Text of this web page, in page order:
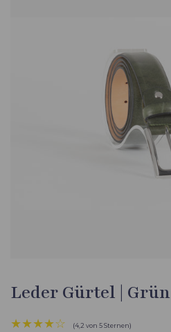
Leder Gürtel | Grün
★★★★☆ (4,2 von 5 Sternen)